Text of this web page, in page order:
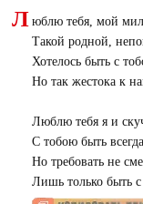
Л юблю тебя, мой
Такой родной,
Хотелось быть с
Но так жестока к
Люблю тебя я и
С тобою быть
Но требовать не
Лишь только быть